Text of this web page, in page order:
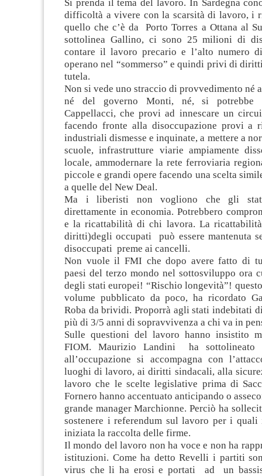
Si prenda il tema del lavoro. In Sardegna
difficoltà a vivere con la scarsità di lavoro, i
quello che c’è da Porto Torres a Ottana al
sottolinea Gallino, ci sono 25 milioni di
contare il lavoro precario e l’alto numero
operano nel “sommerso” e quindi privi di
tutela.
Non si vede uno straccio di provvedimento né
né del governo Monti, né, si potrebbe
Cappellacci, che provi ad innescare un
facendo fronte alla disoccupazione provi a
industriali dismesse e inquinate, a mettere a
scuole, infrastrutture viarie ampiamente
locale, ammodernare la rete ferroviaria
piccole e grandi opere facendo una scelta
a quelle del New Deal.
Ma i liberisti non vogliono che gli stati
direttamente in economia. Potrebbero
e la ricattabilità di chi lavora. La
diritti)degli occupati può essere mantenuta
disoccupati preme ai cancelli.
Non vuole il FMI che dopo avere fatto di
paesi del terzo mondo nel sottosviluppo ora
degli stati europei! “Rischio longevità”!
volume pubblicato da poco, ha ricordato
Roba da brividi. Proporrà agli stati indebitati
più di 3/5 anni di sopravvivenza a chi va in
Sulle questioni del lavoro hanno insistito
FIOM. Maurizio Landini ha sottolineato
all’occupazione si accompagna con
luoghi di lavoro, ai diritti sindacali, alla
lavoro che le scelte legislative prima di
Fornero hanno accentuato anticipando o
grande manager Marchionne. Perciò ha
sostenere i referendum sul lavoro per i
iniziata la raccolta delle firme.
Il mondo del lavoro non ha voce e non ha
istituzioni. Come ha detto Revelli i partiti
virus che li ha erosi e portati ad un